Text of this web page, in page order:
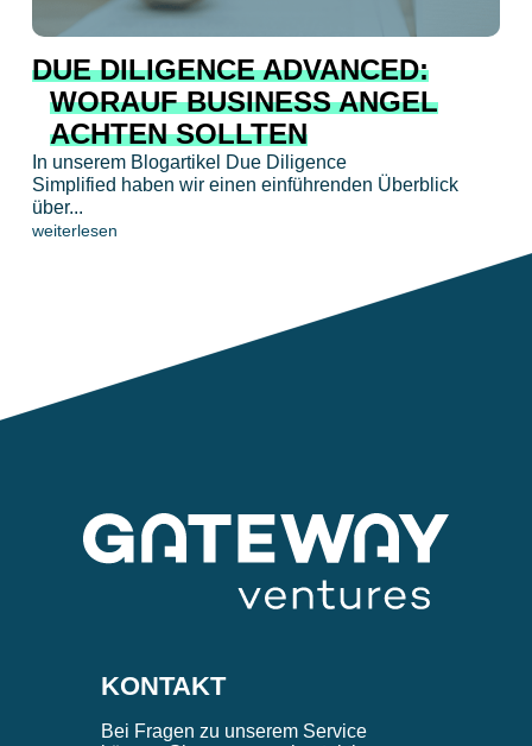
DUE DILIGENCE ADVANCED:
WORAUF BUSINESS ANGEL
ACHTEN SOLLTEN
In unserem Blogartikel Due Diligence
Simplified haben wir einen einführenden Überblick
über...
weiterlesen
KONTAKT
Bei Fragen zu unserem Service